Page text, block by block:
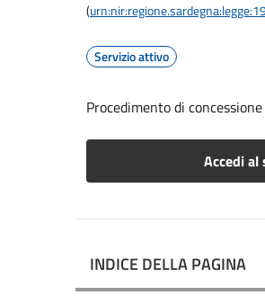
(
Servizio attivo
Procedimento di
Accedi al
INDICE DELLA PAGINA